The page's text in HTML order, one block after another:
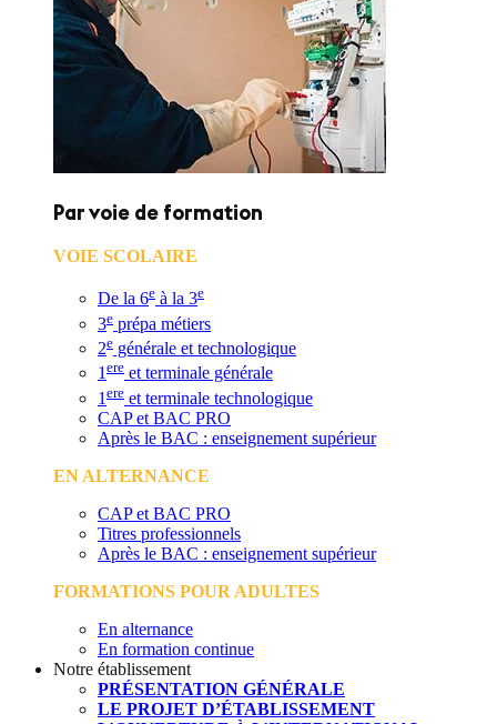
Par voie de formation
VOIE SCOLAIRE
De la 6e à la 3e
3e prépa métiers
2e générale et technologique
1 ere et terminale générale
1 ere et terminale technologique
CAP et BAC PRO
Après le BAC : enseignement supérieur
EN ALTERNANCE
CAP et BAC PRO
Titres professionnels
Après le BAC : enseignement supérieur
FORMATIONS POUR ADULTES
En alternance
En formation continue
Notre établissement
PRÉSENTATION GÉNÉRALE
LE PROJET D’ÉTABLISSEMENT